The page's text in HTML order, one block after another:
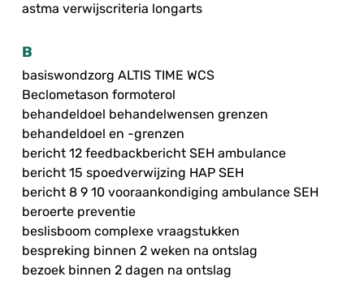
astma verwijscriteria longarts
B
basiswondzorg ALTIS TIME WCS
Beclometason formoterol
behandeldoel behandelwensen grenzen
behandeldoel en -grenzen
bericht 12 feedbackbericht SEH ambulance
bericht 15 spoedverwijzing HAP SEH
bericht 8 9 10 vooraankondiging ambulance SEH
beroerte preventie
beslisboom complexe vraagstukken
bespreking binnen 2 weken na ontslag
bezoek binnen 2 dagen na ontslag